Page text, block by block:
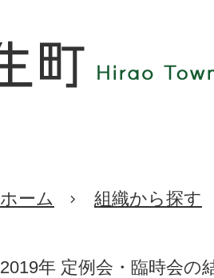
ホーム 組織から探す
2019年 定例会・臨時会の